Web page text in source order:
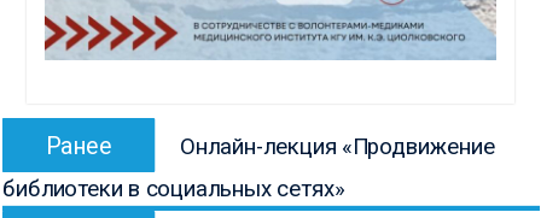
Навигация
записям
Ранее
запись:
Онлайн-лекция «Продвижение
библиотеки в социальных сетях»